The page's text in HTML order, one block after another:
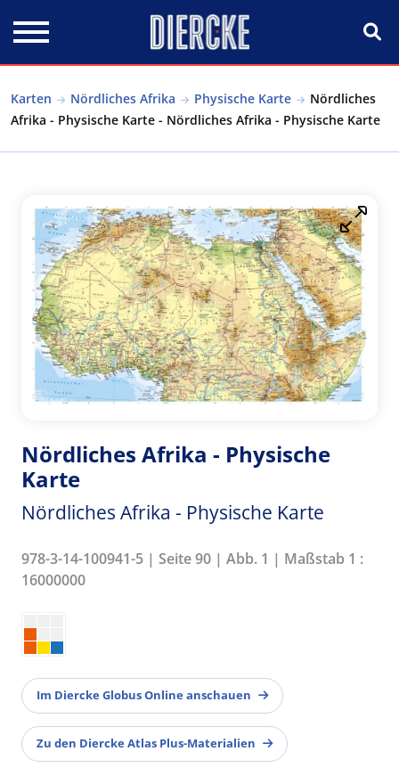
Karten Nördliches Afrika Physische Karte
Nördliches
Afrika - Physische Karte - Nördliches Afrika - Physische Karte
Nördliches Afrika - Physische
Karte
Nördliches Afrika - Physische Karte
978-3-14-100941-5 | Seite 90 | Abb. 1 | Maßstab 1 :
16000000
Im Diercke Globus Online anschauen
Zu den Diercke Atlas Plus-Materialien